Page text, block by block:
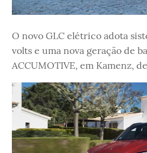
O novo GLC elétrico adota
volts e uma nova geração de
ACCUMOTIVE, em Kamenz,